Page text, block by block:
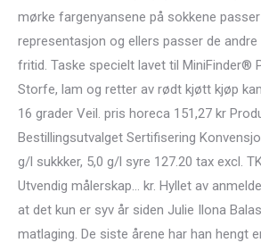
mørke fargenyansene på sokkene passer
representasjon og ellers passer de
fritid. Taske specielt lavet til MiniFinder®
Storfe, lam og retter av rødt kjøtt kjøp
16 grader Veil. pris horeca 151,27 kr
Bestillingsutvalget Sertifisering
g/l sukkker, 5,0 g/l syre 127.20 tax excl.
Utvendig målerskap... kr. Hyllet av
at det kun er syv år siden Julie Ilona
matlaging. De siste årene har han hengt